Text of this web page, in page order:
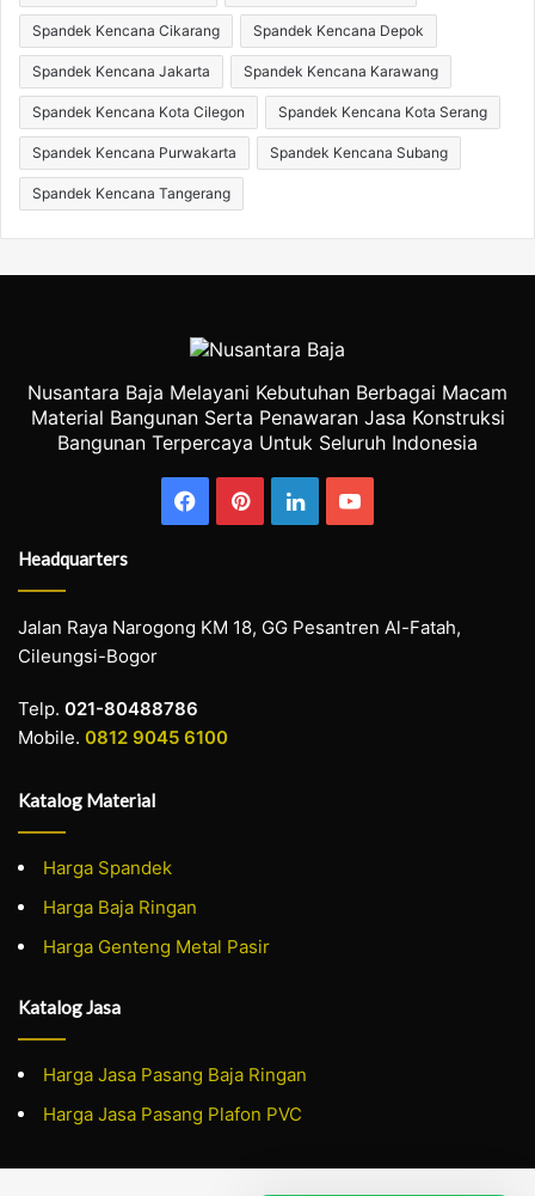
Spandek Kencana Cikarang Spandek Kencana Depok
Spandek Kencana Jakarta Spandek Kencana Karawang
Spandek Kencana Kota Cilegon Spandek Kencana Kota Serang
Spandek Kencana Purwakarta Spandek Kencana Subang
Spandek Kencana Tangerang
Nusantara Baja Melayani Kebutuhan Berbagai Macam
Material Bangunan Serta Penawaran Jasa Konstruksi
Bangunan Terpercaya Untuk Seluruh Indonesia
Facebook
PinterestLinkedInYouTube
Headquarters
Jalan Raya Narogong KM 18, GG Pesantren Al-Fatah,
Cileungsi-Bogor
Telp. 021-80488786
Mobile. 0812 9045 6100
Katalog Material
Harga Spandek
Harga Baja Ringan
Harga Genteng Metal Pasir
Katalog Jasa
Harga Jasa Pasang Baja Ringan
Harga Jasa Pasang Plafon PVC